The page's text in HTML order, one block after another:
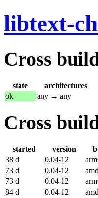
libtext-
Cross
state
architectures
ok
any → any
Cross
started version
38 d
0.04-12
73 d
0.04-12
73 d
0.04-12
84 d
0.04-12